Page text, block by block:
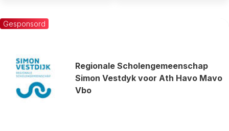
Gesponsord
Regionale Scholengemeenschap
Simon Vestdyk voor Ath Havo Mavo
Vbo